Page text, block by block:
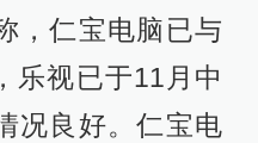
，仁宝电脑已与
乐视已于11月中
况良好。仁宝电